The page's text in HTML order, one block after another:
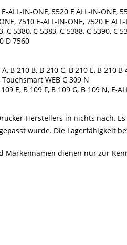
IN-ONE, 5520 E ALL-IN-ONE,
7510 E-ALL-IN-ONE, 7520 E
5380, C 5383, C 5388, C 5390, C
D 7560
210 B, B 210 C, B 210 E, B 210 B
Touchsmart WEB C 309 N
E, B 109 F, B 109 G, B 109 N, E-
Herstellers in nichts nach.
wurde. Die Lagerfähigkeit
Markennamen dienen nur zur